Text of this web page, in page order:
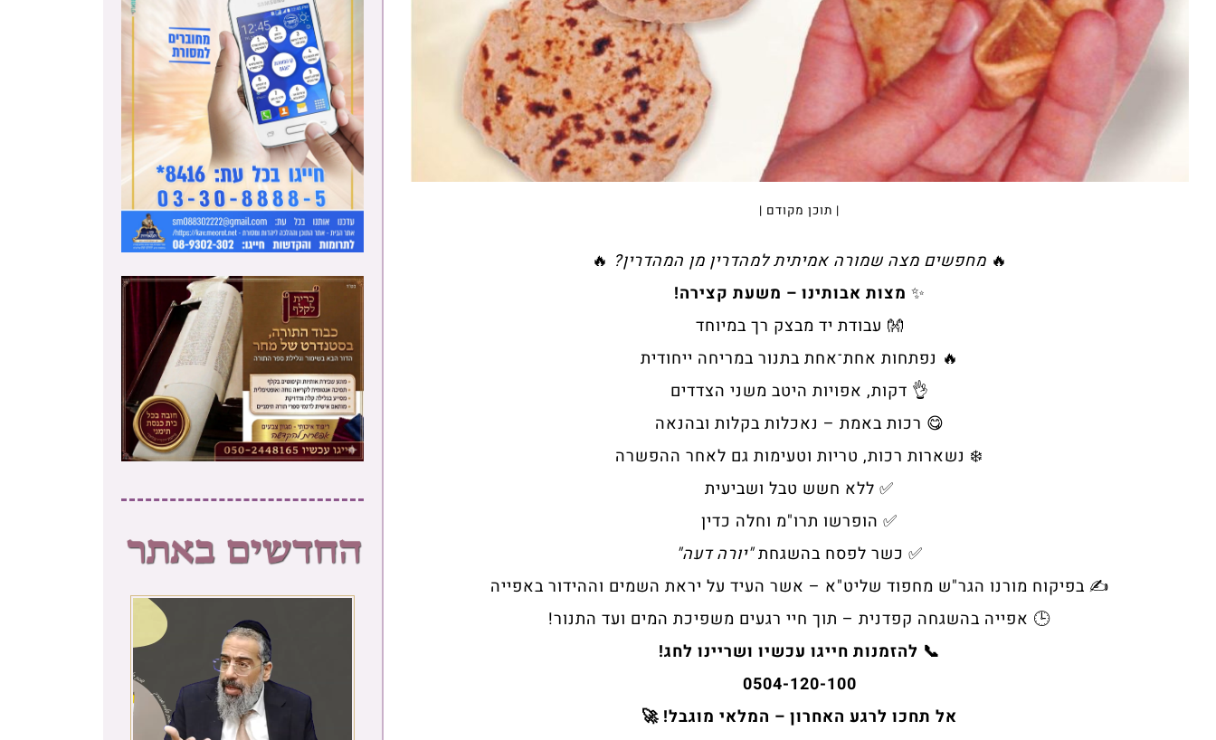
| תוכן מקודם |
🔥מחפשים מצה שמורה אמיתית למהדרין מן המהדרין? 🔥
✨ מצות אבותינו – משעת קצירה!
👐 עבודת יד מבצק רך במיוחד
🔥 נפתחות אחת־אחת בתנור במריחה ייחודית
👌 דקות, אפויות היטב משני הצדדים
😋 רכות באמת – נאכלות בקלות ובהנאה
❄️ נשארות רכות, טריות וטעימות גם לאחר ההפשרה
✅ ללא חשש טבל ושביעית
✅ הופרשו תרו"מ וחלה כדין
✅ כשר לפסח בהשגחת"יורה דעה"
✍️ בפיקוח מורנו הגר"ש מחפוד שליט"א – אשר העיד על יראת השמים וההידור באפייה
🕒 אפייה בהשגחה קפדנית – תוך חיי רגעים משפיכת המים ועד התנור!
📞 להזמנות חייגו עכשיו ושריינו לחג!
0504-120-100
אל תחכו לרגע האחרון – המלאי מוגבל! 🚀